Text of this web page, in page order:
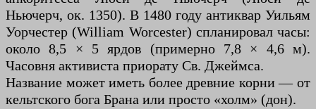
Ньючерч, ок. 1350). В 1480 году антиквар Уильям
Уорчестер (William Worcester) спланировал часы:
около 8,5 × 5 ярдов (примерно 7,8 × 4,6 м).
Часовня активиста приорату Св. Джеймса.
Название может иметь более древние корни — от
кельтского бога Брана или просто «холм» (дон).